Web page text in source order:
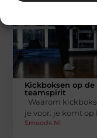
Kickboksen op
teamspirit
Waarom
je voor: je komt
Smoods.nl